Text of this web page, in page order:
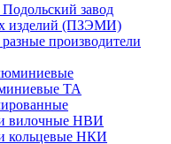
завод
изделий (ПЗЭМИ)
производители
ТА
вилочные НВИ
кольцевые НКИ